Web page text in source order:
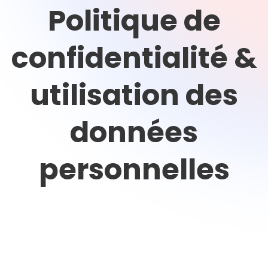
Politique de
confidentialité &
utilisation des
données
personnelles